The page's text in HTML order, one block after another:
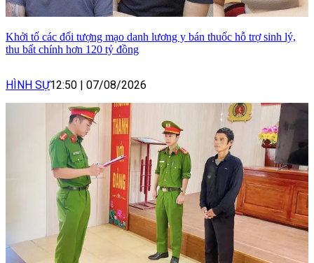
Khởi tố các đối tượng mạo danh lương y bán thuốc hỗ trợ sinh lý,
thu bất chính hơn 120 tỷ đồng
HÌNH SỰ12:50 | 07/08/2026